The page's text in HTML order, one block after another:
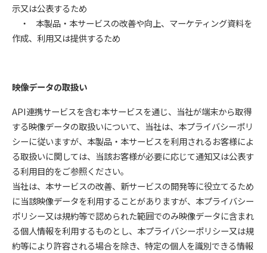
示又は公表するため
・ 本製品・本サービスの改善や向上、マーケティング資料を
作成、利用又は提供するため
映像データの取扱い
API連携サービスを含む本サービスを通じ、当社が端末から取得
する映像データの取扱いについて、当社は、本プライバシーポリ
シーに従いますが、本製品・本サービスを利用されるお客様によ
る取扱いに関しては、当該お客様が必要に応じて通知又は公表す
る利用目的をご参照ください。
当社は、本サービスの改善、新サービスの開発等に役立てるため
に当該映像データを利用することがありますが、本プライバシー
ポリシー又は規約等で認められた範囲でのみ映像データに含まれ
る個人情報を利用するものとし、本プライバシーポリシー又は規
約等により許容される場合を除き、特定の個人を識別できる情報